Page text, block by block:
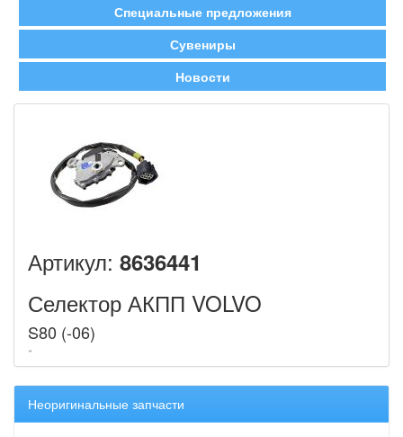
Специальные предложения
Сувениры
Новости
Артикул: 8636441
Селектор АКПП VOLVO
S80 (-06)
Неоригинальные запчасти